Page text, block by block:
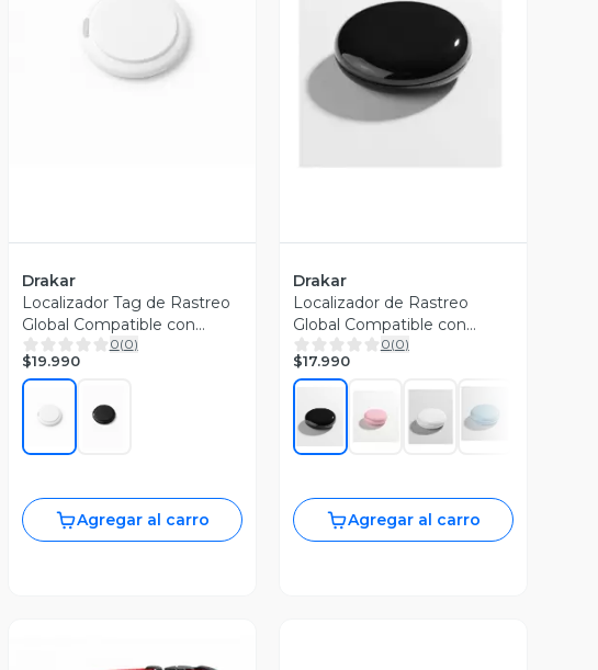
Vista Previa
Drakar
Localizador Tag de Rastreo
Global Compatible con
Apple
0(0)
$19.990
Agregar al carro
Vista Previa
Drakar
Localizador de Rastreo
Global Compatible con
Android
0(0)
$17.990
Agregar al carro